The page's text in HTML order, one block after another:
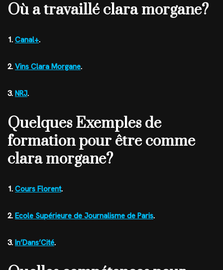
Où a travaillé clara morgane?
1. Canal+.
2. Vins Clara Morgane.
3. NRJ.
Quelques Exemples de
formation pour être comme
clara morgane?
1. Cours Florent.
2. Ecole Supérieure de Journalisme de Paris.
3. In’Dans’Cité.